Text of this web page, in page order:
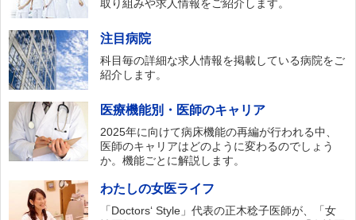
取り組みや求人情報をご紹介します。
注目病院
科目毎の詳細な求人情報を掲載している病院をご
紹介します。
医療機能別・医師のキャリア
2025年に向けて病床機能の再編が行われる中、
医師のキャリアはどのように変わるのでしょう
か。機能ごとに解説します。
わたしの女医ライフ
「Doctors‘ Style」代表の正木稔子医師が、「女